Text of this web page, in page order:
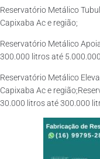
Reservatório Metálico
Capixaba Ac e região;
Reservatório Metálico
300.000 litros até
Reservatório Metálico
Capixaba Ac e
30.000 litros até 300.000